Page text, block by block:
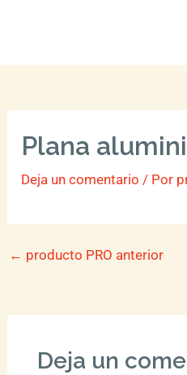
Plana
Deja un comentario / Por
← producto PRO anterior
Deja un